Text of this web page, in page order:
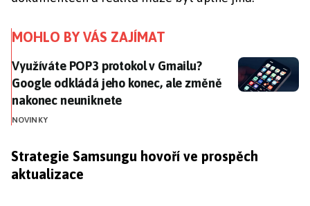
MOHLO BY VÁS ZAJÍMAT
Využíváte POP3 protokol v Gmailu? Google odkládá
Využíváte POP3 protokol v Gmailu?
Google odkládá jeho konec, ale změně
nakonec neuniknete
NOVINKY
Strategie Samsungu hovoří ve prospěch
aktualizace